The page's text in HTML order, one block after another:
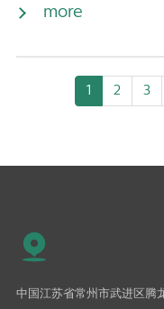
more
1 2 3
中国江苏省常州市武进区腾